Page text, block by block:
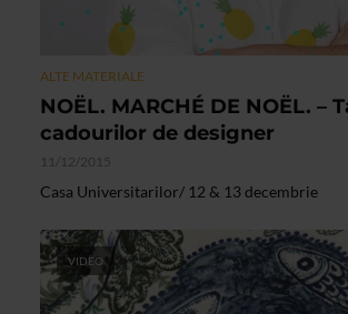
ALTE MATERIALE
NOËL. MARCHÉ DE NOËL. –
cadourilor de designer
11/12/2015
Casa Universitarilor/ 12 & 13 decembrie
VIDEO